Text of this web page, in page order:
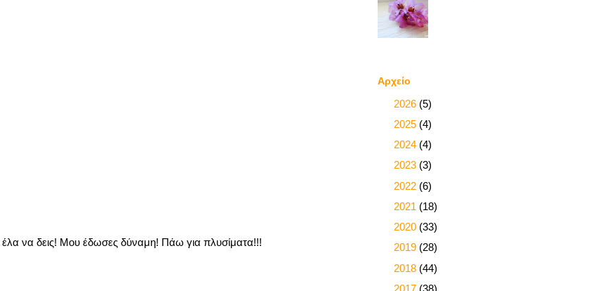
να δεις! Μου έδωσες δύναμη! Πάω για πλυσίματα!!!
Αρχείο
2026 (5)
2025 (4)
2024 (4)
2023 (3)
2022 (6)
2021 (18)
2020 (33)
2019 (28)
2018 (44)
2017 (38)